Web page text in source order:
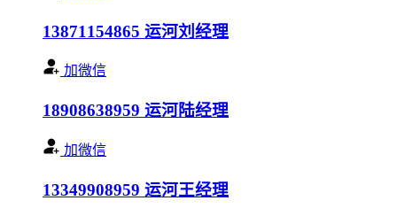
13871154865 运河刘经理
加微信
18908638959 运河陆经理
加微信
13349908959 运河王经理